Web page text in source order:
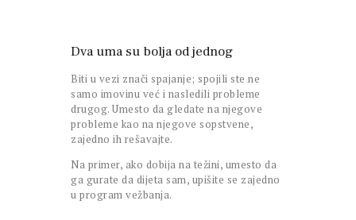
Dva uma su bolja od jednog
Biti u vezi znači spajanje; spojili ste ne
samo imovinu već i nasledili probleme
drugog. Umesto da gledate na njegove
probleme kao na njegove sopstvene,
zajedno ih rešavajte.
Na primer, ako dobija na težini, umesto da
ga gurate da dijeta sam, upišite se zajedno
u program vežbanja.